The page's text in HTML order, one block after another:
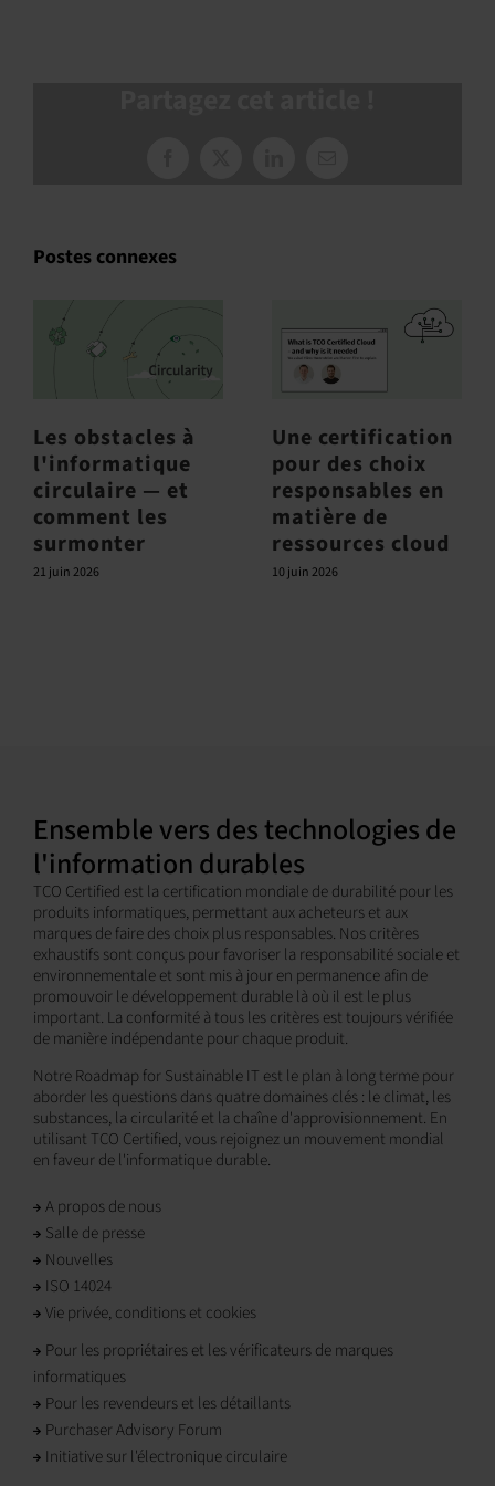
Postes connexes
Les obstacles à
l'informatique
circulaire — et
comment les
surmonter
21 juin 2026
Une certification
pour des choix
responsables en
matière de
ressources cloud
10 juin 2026
Ensemble vers des technologies de
l'information durables
TCO Certified est la certification mondiale de durabilité pour les
produits informatiques, permettant aux acheteurs et aux
marques de faire des choix plus responsables. Nos critères
exhaustifs sont conçus pour favoriser la responsabilité sociale et
environnementale et sont mis à jour en permanence afin de
promouvoir le développement durable là où il est le plus
important. La conformité à tous les critères est toujours vérifiée
de manière indépendante pour chaque produit.
Notre Roadmap for Sustainable IT est le plan à long terme pour
aborder les questions dans quatre domaines clés : le climat, les
substances, la circularité et la chaîne d'approvisionnement. En
utilisant TCO Certified, vous rejoignez un mouvement mondial
en faveur de l'informatique durable.
A propos de nous
Salle de presse
Nouvelles
ISO 14024
Vie privée, conditions et cookies
Pour les propriétaires et les vérificateurs de marques
informatiques
Pour les revendeurs et les détaillants
Purchaser Advisory Forum
Initiative sur l'électronique circulaire